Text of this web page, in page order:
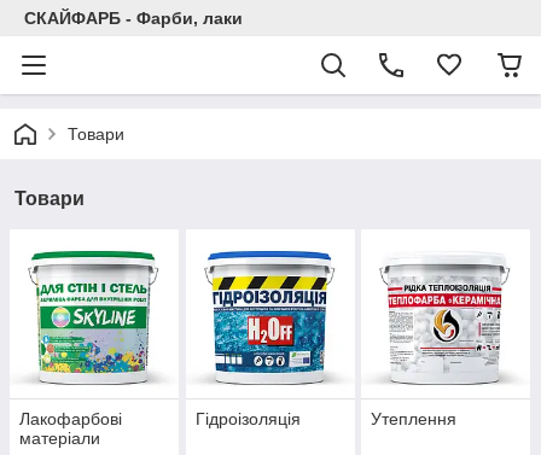
СКАЙФАРБ - Фарби, лаки
Товари
Товари
Лакофарбові
матеріали
Гідроізоляція Утеплення